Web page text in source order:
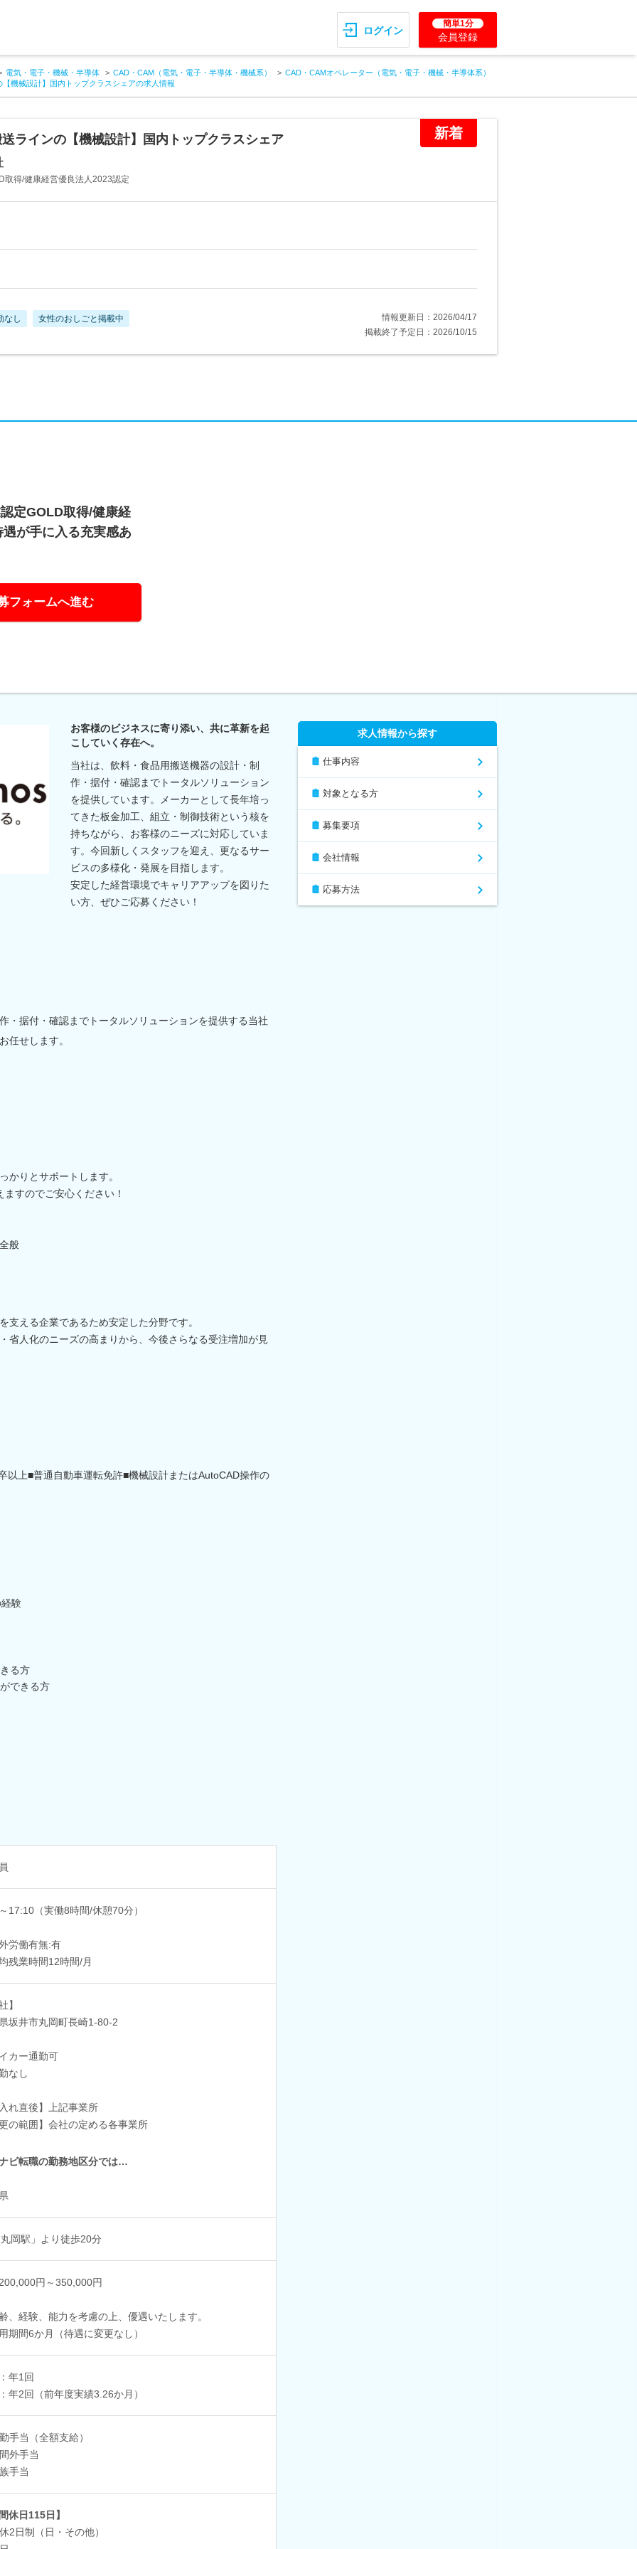
ログイン
簡単1分
会員登録
電気・電子・機械・半導体 CAD・CAM（電気・電子・半導体・機械系）
CAD・CAMオペレーター（電気・電子・機械・半導体系）
機械設計】国内トップクラスシェアの求人情報
新着
ラインの【機械設計】国内トップクラスシェア
取得/健康経営優良法人2023認定
なし 女性のおしごと掲載中
情報更新日：2026/04/17
掲載終了予定日：2026/10/15
定GOLD取得/健康経
が手に入る充実感あ
フォームへ進む
お客様のビジネスに寄り添い、共に革新を起
こしていく存在へ。
当社は、飲料・食品用搬送機器の設計・制
作・据付・確認までトータルソリューション
を提供しています。メーカーとして長年培っ
てきた板金加工、組立・制御技術という核を
持ちながら、お客様のニーズに対応していま
す。今回新しくスタッフを迎え、更なるサー
ビスの多様化・発展を目指します。
安定した経営環境でキャリアアップを図りた
い方、ぜひご応募ください！
・据付・確認までトータルソリューションを提供する当社
任せします。
かりとサポートします。
すのでご安心ください！
般
支える企業であるため安定した分野です。
省人化のニーズの高まりから、今後さらなる受注増加が見
以上■普通自動車運転免許■機械設計またはAutoCAD操作の
験
る方
できる方
17:10（実働8時間/休憩70分）
労働有無:有
残業時間12時間/月
】
坂井市丸岡町長崎1-80-2
カー通勤可
なし
れ直後】上記事業所
の範囲】会社の定める各事業所
ビ転職の勤務地区分では…
岡駅」より徒歩20分
円～350,000円
、経験、能力を考慮の上、優遇いたします。
期間6か月（待遇に変更なし）
年1回
年2回（前年度実績3.26か月）
手当（全額支給）
外手当
手当
休日115日】
2日制（日・その他）
求人情報から探す
仕事内容
対象となる方
募集要項
会社情報
応募方法